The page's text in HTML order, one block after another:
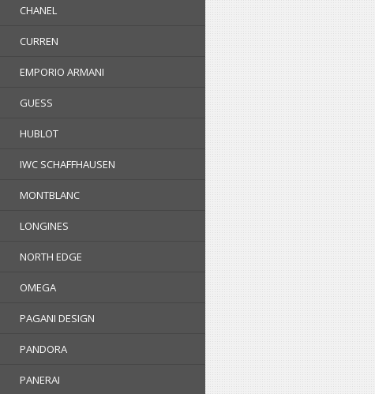
CHANEL
CURREN
EMPORIO ARMANI
GUESS
HUBLOT
IWC SCHAFFHAUSEN
MONTBLANC
LONGINES
NORTH EDGE
OMEGA
PAGANI DESIGN
PANDORA
PANERAI